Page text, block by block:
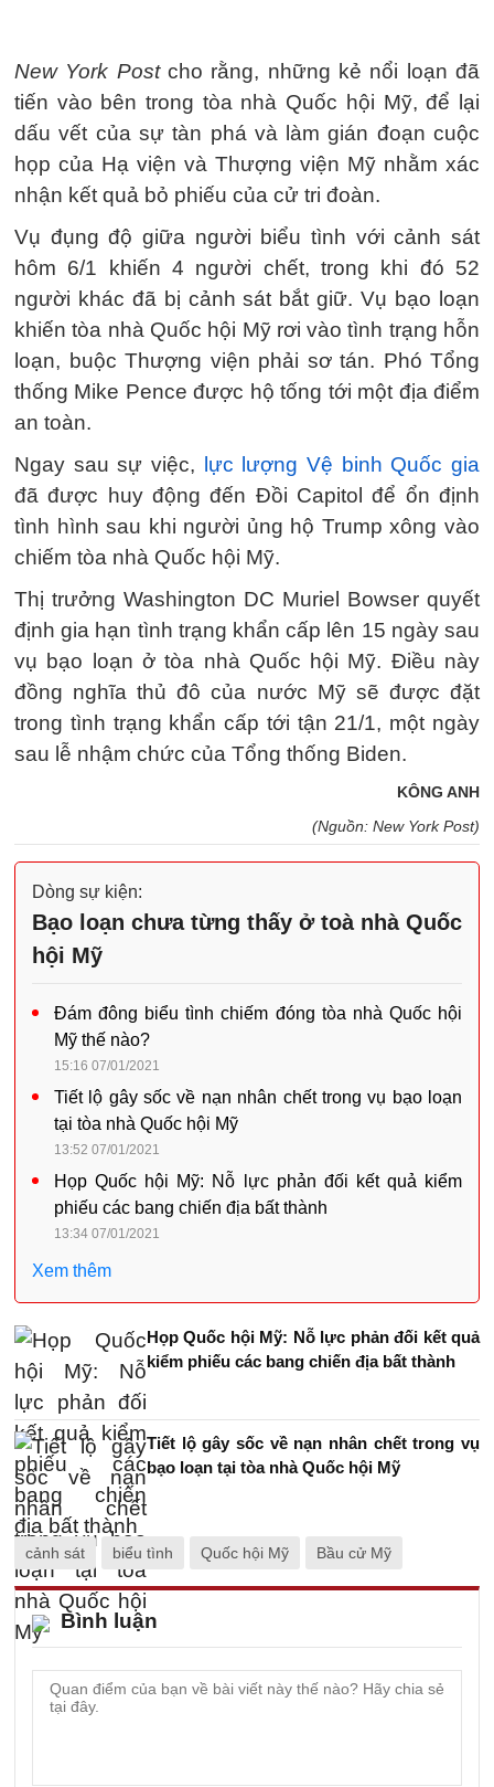
New York Postcho rằng, những kẻ nổi loạn đã
tiến vào bên trong tòa nhà Quốc hội Mỹ, để lại
dấu vết của sự tàn phá và làm gián đoạn cuộc
họp của Hạ viện và Thượng viện Mỹ nhằm xác
nhận kết quả bỏ phiếu của cử tri đoàn.
Vụ đụng độ giữa người biểu tình với cảnh sát
hôm 6/1 khiến 4 người chết, trong khi đó 52
người khác đã bị cảnh sát bắt giữ. Vụ bạo loạn
khiến tòa nhà Quốc hội Mỹ rơi vào tình trạng hỗn
loạn, buộc Thượng viện phải sơ tán. Phó Tổng
thống Mike Pence được hộ tống tới một địa điểm
an toàn.
Ngay sau sự việc,
lực lượng Vệ binh Quốc gia
đã được huy động đến Đồi Capitol để ổn định
tình hình sau khi người ủng hộ Trump xông vào
chiếm tòa nhà Quốc hội Mỹ.
Thị trưởng Washington DC Muriel Bowser quyết
định gia hạn tình trạng khẩn cấp lên 15 ngày sau
vụ bạo loạn ở tòa nhà Quốc hội Mỹ. Điều này
đồng nghĩa thủ đô của nước Mỹ sẽ được đặt
trong tình trạng khẩn cấp tới tận 21/1, một ngày
sau lễ nhậm chức của Tổng thống Biden.
KÔNG ANH
(Nguồn: New York Post)
Dòng sự kiện:
Bạo loạn chưa từng thấy ở toà nhà Quốc
hội Mỹ
Đám đông biểu tình chiếm đóng tòa nhà Quốc hội
Mỹ thế nào?
15:16 07/01/2021
Tiết lộ gây sốc về nạn nhân chết trong vụ bạo loạn
tại tòa nhà Quốc hội Mỹ
13:52 07/01/2021
Họp Quốc hội Mỹ: Nỗ lực phản đối kết quả kiểm
phiếu các bang chiến địa bất thành
13:34 07/01/2021
Xem thêm
Họp Quốc hội Mỹ: Nỗ lực phản đối kết quả
kiểm phiếu các bang chiến địa bất thành
Tiết lộ gây sốc về nạn nhân chết trong vụ
bạo loạn tại tòa nhà Quốc hội Mỹ
cảnh sát biểu tình Quốc hội Mỹ Bầu cử Mỹ
Bình luận